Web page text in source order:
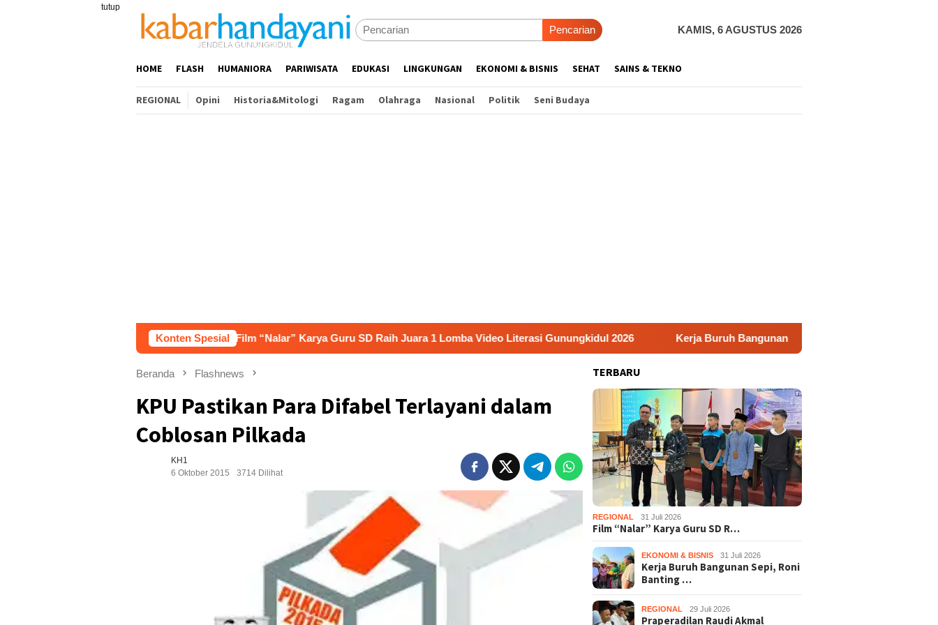
tutup
Pencarian KAMIS, 6 AGUSTUS 2026
HOME FLASH HUMANIORA PARIWISATA EDUKASI LINGKUNGAN EKONOMI & BISNIS SEHAT SAINS & TEKNO
REGIONAL Opini Historia&Mitologi Ragam Olahraga Nasional Politik Seni Budaya
Konten Spesial
Film “Nalar” Karya Guru SD Raih Juara 1 Lomba Video Literasi Gunungkidul 2026 Kerja Buruh Bangunan Sepi, Roni Banting Stir Tanam Melon Untung
Beranda Flashnews
KPU Pastikan Para Difabel Terlayani dalam
Coblosan Pilkada
KH1
6 Oktober 2015
3714 Dilihat
TERBARU
REGIONAL 31 Juli 2026
Film “Nalar” Karya Guru SD R…
EKONOMI & BISNIS 31 Juli 2026
Kerja Buruh Bangunan Sepi, Roni
Banting …
REGIONAL 29 Juli 2026
Praperadilan Raudi Akmal